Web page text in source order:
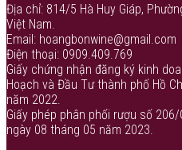
Địa chỉ: 814/5 Hà Huy Giáp,
Việt Nam.
Email: hoangbonwine@gmail.com
Điện thoại: 0909.409.769
Giấy chứng nhận đăng ký kinh
Hoạch và Đầu Tư thành phố Hồ
năm 2022.
Giấy phép phân phối rượu số
ngày 08 tháng 05 năm 2023.